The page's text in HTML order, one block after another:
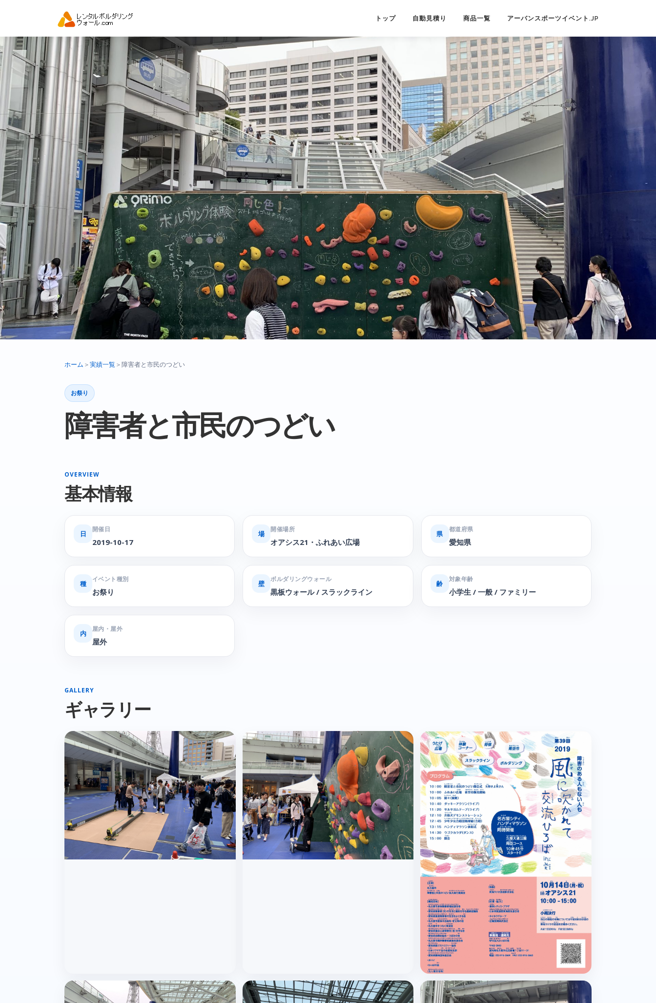
ン
ツ
へ
ス
キ
ッ
トップ 自動見積り 商品一覧 アーバンスポーツイベント.JP
ホーム ＞実績一覧 ＞障害者と市民のつどい
お祭り
障害者と市民のつどい
OVERVIEW
基本情報
日
開催日
2019-10-17
場
開催場所
オアシス21・ふれあい広場
県
都道府県
愛知県
種
イベント種別
お祭り
壁
ボルダリングウォール
黒板ウォール / スラックライン
齢
対象年齢
小学生 / 一般 / ファミリー
内
屋内・屋外
屋外
GALLERY
ギャラリー